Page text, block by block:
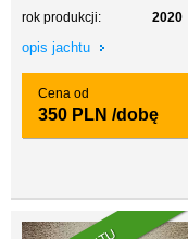
rok produkcji:
2020
opis jachtu
Cena od
350 PLN /dobę